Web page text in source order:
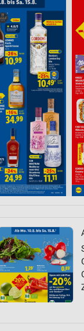
von Daten aus